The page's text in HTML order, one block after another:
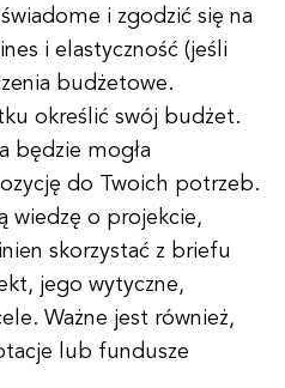
i zgodzić się na
i elastyczność (jeśli
budżetowe.
określić swój budżet.
będzie mogła
do Twoich potrzeb.
wiedzę o projekcie,
skorzystać z briefu
jego wytyczne,
Ważne jest również,
lub fundusze